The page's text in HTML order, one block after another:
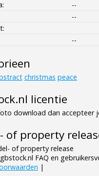
--
--
--
christmas peace
licentie
download dan accepteer
of property
of property release
FAQ en
|